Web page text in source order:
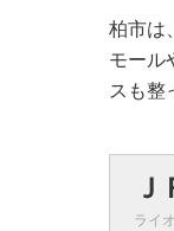
柏市は
モール
スも整
ライ